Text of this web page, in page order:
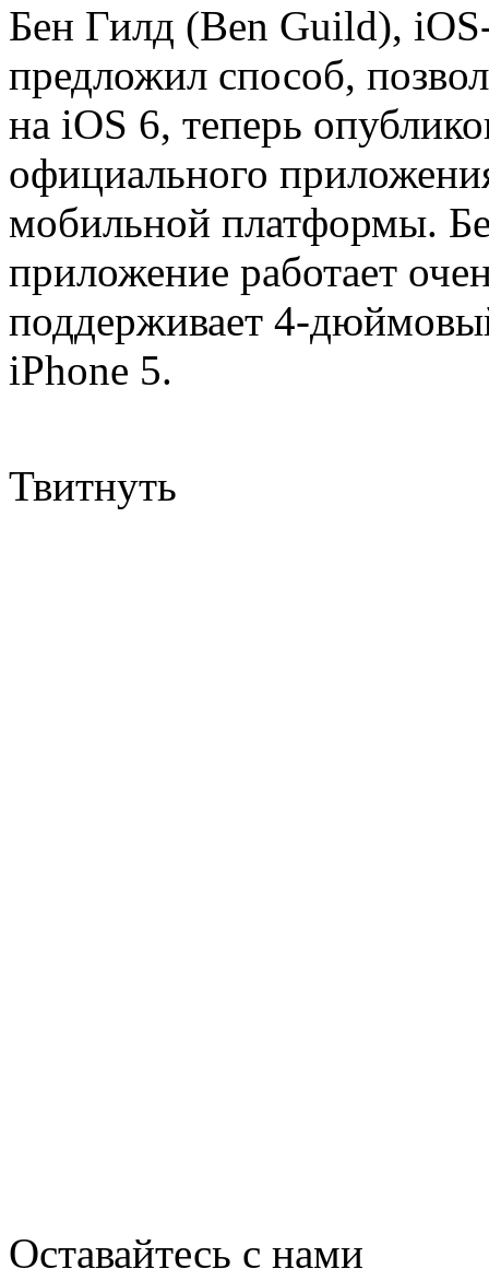
Бен Гилд (Ben Guild),
предложил способ,
на iOS 6, теперь
официального
мобильной платформы.
приложение работает
поддерживает 4-
iPhone 5.
Твитнуть
Оставайтесь с нами